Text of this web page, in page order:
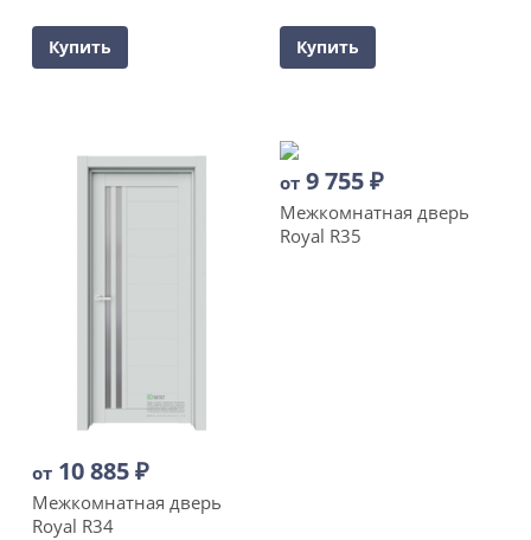
Купить Купить
от 10 885₽
Межкомнатная дверь
Royal R34
от 9 755₽
Межкомнатная дверь
Royal R35